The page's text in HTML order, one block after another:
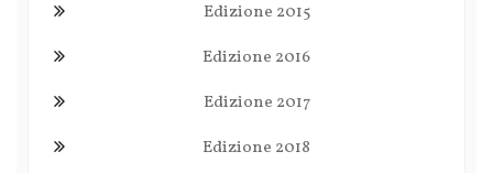
Edizione 2015
Edizione 2016
Edizione 2017
Edizione 2018